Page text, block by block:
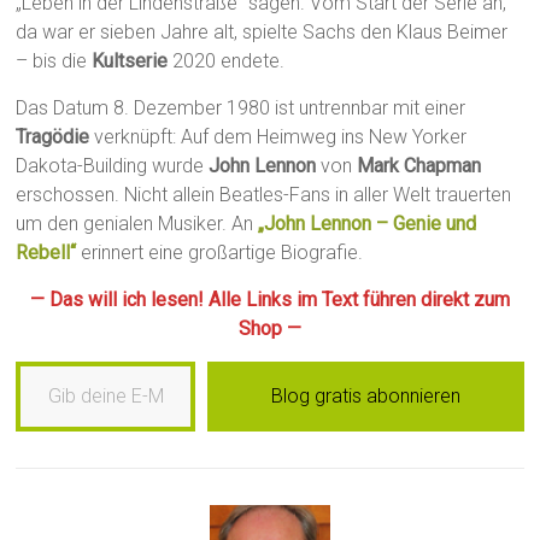
da war er sieben Jahre alt, spielte Sachs den Klaus Beimer
– bis die Kultserie 2020 endete.
Das Datum 8. Dezember 1980 ist untrennbar mit einer
Tragödie verknüpft: Auf dem Heimweg ins New Yorker
Dakota-Building wurdeJohn Lennon von Mark Chapman
erschossen. Nicht allein Beatles-Fans in aller Welt trauerten
um den genialen Musiker. An„John Lennon – Genie und
Rebell“erinnert eine großartige Biografie.
— Das will ich lesen! Alle Links im Text führen direkt zum
Shop —
Gib deine E-Mail-Adresse ein …
Blog gratis abonnieren